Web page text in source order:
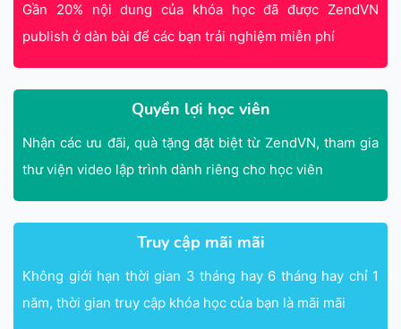
Gần 20% nội dung của khóa học đã được ZendVN
publish ở dàn bài để các bạn trải nghiệm miễn phí
Quyền lợi học viên
Nhận các ưu đãi, quà tặng đặt biệt từ ZendVN, tham gia
thư viện video lập trình dành riêng cho học viên
Truy cập mãi mãi
Không giới hạn thời gian 3 tháng hay 6 tháng hay chỉ 1
năm, thời gian truy cập khóa học của bạn là mãi mãi